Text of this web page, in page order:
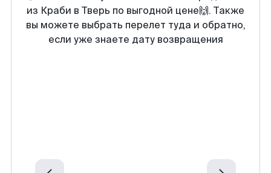
из Краби в Тверь по выгодной цене🙌. Также
вы можете выбрать перелет туда и обратно,
если уже знаете дату возвращения